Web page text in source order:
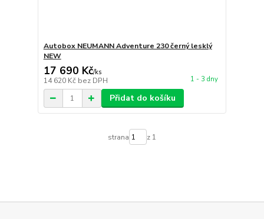
Autobox NEUMANN Adventure 230 černý lesklý
NEW
17 690 Kč/ks
14 620 Kč bez DPH 1 - 3 dny
Přidat do košíku
strana z 1